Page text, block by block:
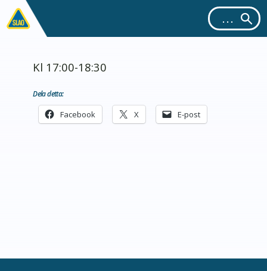
Kl 17:00-18:30
Dela detta:
Facebook X E-post